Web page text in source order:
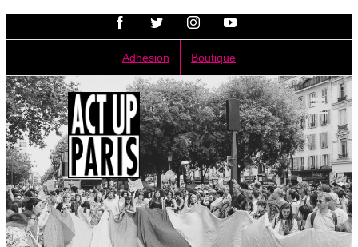
Passer
FacebookTwitterInstagramYouTube
Adhésion Boutique